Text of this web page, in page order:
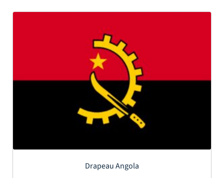
Drapeau Angola